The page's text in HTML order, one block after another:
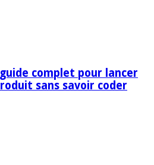
complet pour lancer
sans savoir coder